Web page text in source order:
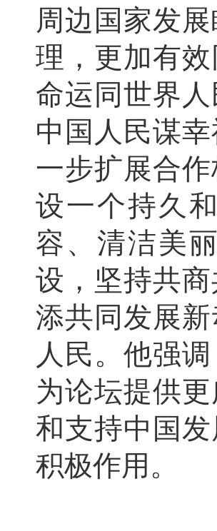
周边国家发
理，更加有
命运同世界
中国人民谋
一步扩展合
设一个持久
容、清洁美
设，坚持共
添共同发展
人民。他强
为论坛提供
和支持中国
积极作用。